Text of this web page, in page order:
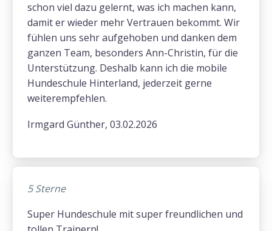
schon viel dazu gelernt, was ich machen kann,
damit er wieder mehr Vertrauen bekommt. Wir
fühlen uns sehr aufgehoben und danken dem
ganzen Team, besonders Ann-Christin, für die
Unterstützung. Deshalb kann ich die mobile
Hundeschule Hinterland, jederzeit gerne
weiterempfehlen.
Irmgard Günther, 03.02.2026
5 Sterne
Super Hundeschule mit super freundlichen und